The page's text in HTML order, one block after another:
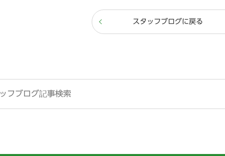
スタッフブログに戻る